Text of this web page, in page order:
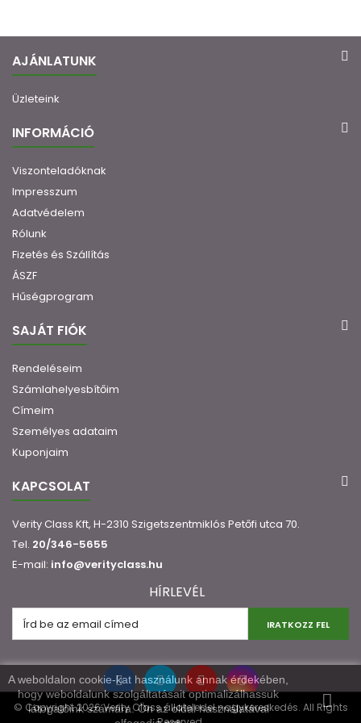
AJÁNLATUNK
Üzleteink
INFORMÁCIÓ
Viszonteladóknak
Impresszum
Adatvédelem
Rólunk
Fizetés és Szállítás
ÁSZF
Hűségprogram
© Copyright 2026 Verity Class állateledel nagykereskedés. All Rights
SAJÁT FIÓK
Rendeléseim
Számlahelyesbítőim
Címeim
Személyes adataim
Kuponjaim
KAPCSOLAT
Verity Class Kft, H-2310 Szigetszentmiklós Petőfi utca 70.
Tel. 20/346-5655
E-mail: info@verityclass.hu
HÍRLEVÉL
IRATKOZZ FEL
A weboldalon cookie-kat használunk annak érdekében,
hogy weboldalunk szolgáltatásait optimalizálhassuk
látogatóink számára. Ön az oldal használatával